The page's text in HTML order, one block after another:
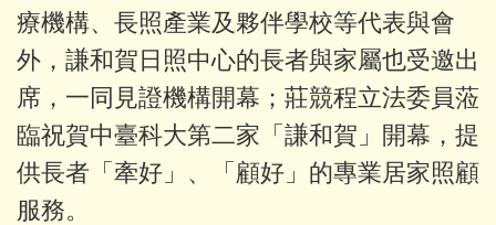
療機構、長照產業及夥伴學校等代表與會
外，謙和賀日照中心的長者與家屬也受邀出
席，一同見證機構開幕；莊競程立法委員蒞
臨祝賀中臺科大第二家「謙和賀」開幕，提
供長者「牽好」、「顧好」的專業居家照顧
服務。